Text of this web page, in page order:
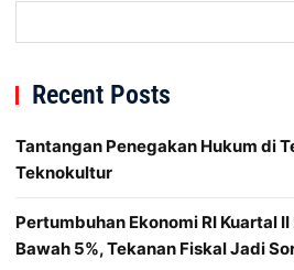
Recent Posts
Tantangan Penegakan Hukum di
Teknokultur
Pertumbuhan Ekonomi RI Kuartal
Bawah 5%, Tekanan Fiskal Jadi